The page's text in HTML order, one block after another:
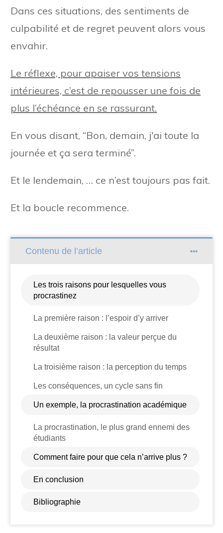
Dans ces situations, des sentiments de
culpabilité et de regret peuvent alors vous
envahir.
Le réflexe, pour apaiser vos tensions
intérieures, c’est de repousser une fois de
plus l’échéance en se rassurant.
En vous disant, “Bon, demain, j'ai toute la
journée et ça sera terminé”.
Et le lendemain, … ce n’est toujours pas fait.
Et la boucle recommence.
Contenu de l’article
Les trois raisons pour lesquelles vous
procrastinez
La première raison : l’espoir d’y arriver
La deuxième raison : la valeur perçue du
résultat
La troisième raison : la perception du temps
Les conséquences, un cycle sans fin
Un exemple, la procrastination académique
La procrastination, le plus grand ennemi des
étudiants
Comment faire pour que cela n’arrive plus ?
En conclusion
Bibliographie